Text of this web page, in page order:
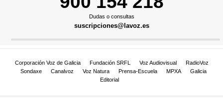
Dudas o consultas
suscripciones@lavoz.es
Corporación Voz de Galicia Fundación SRFL Voz Audiovisual
RadioVoz
Sondaxe
Canalvoz Voz Natura Prensa-Escuela MPXA
Galicia
Editorial